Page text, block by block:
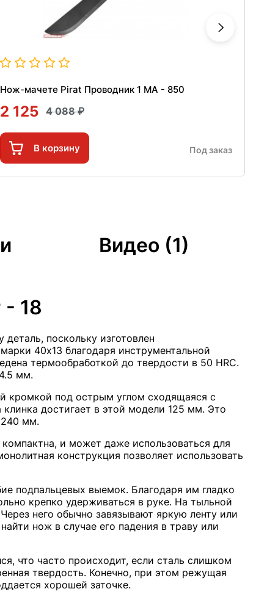
Нож-мачете Pirat Проводник 1 МА - 850
2 125 4 088
В корзину Под заказ
Видео (1)
18
поскольку изготовлен
40х13 благодаря инструментальной
термообработкой до твердости в 50 HRC.
мм.
кромкой под острым углом сходящаяся с
достигает в этой модели 125 мм. Это
240 мм.
и может даже использоваться для
конструкция позволяет использовать
подпальцевых выемок. Благодаря им гладко
крепко удерживаться в руке. На тыльной
него обычно завязывают яркую ленту или
нож в случае его падения в траву или
что часто происходит, если сталь слишком
твердость. Конечно, при этом режущая
хорошей заточке.